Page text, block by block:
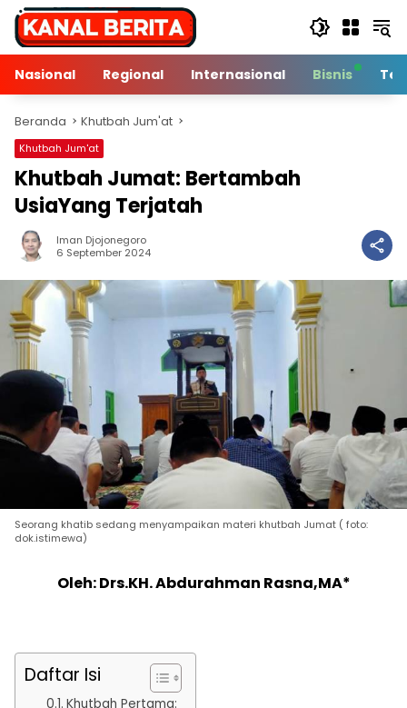
Langsung
konten
Nasional
Regional Internasional Bisnis
Beranda Khutbah Jum'at
Khutbah Jum'at
Khutbah Jumat: Bertambah
UsiaYang Terjatah
Iman Djojonegoro
6 September 2024
Seorang khatib sedang menyampaikan materi khutbah Jumat ( foto:
dok.istimewa)
Oleh: Drs.KH. Abdurahman Rasna,MA*
Daftar Isi
Khutbah Pertama: